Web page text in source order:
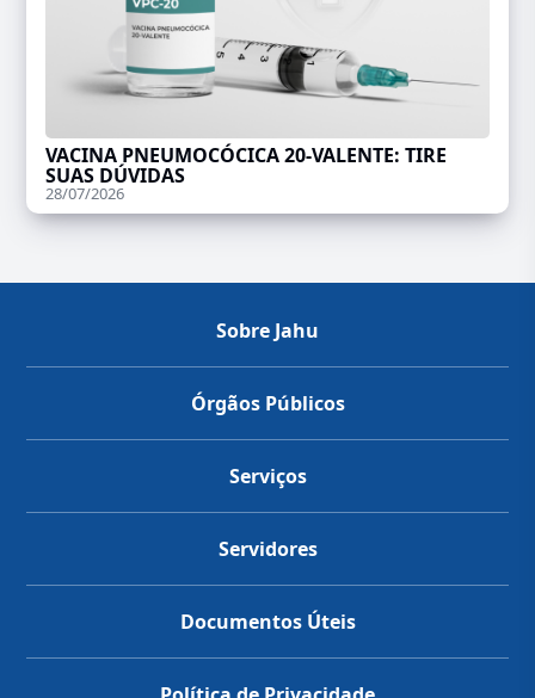
VACINA PNEUMOCÓCICA 20-VALENTE: TIRE
SUAS DÚVIDAS
28/07/2026
Sobre Jahu
Órgãos Públicos
Serviços
Servidores
Documentos Úteis